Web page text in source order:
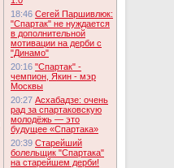
18:46 Сегей Паршивлюк:
"Спартак" не нуждается
в дополнительной
мотивации на дерби с
"Динамо"
20:16 "Спартак" -
чемпион, Якин - мэр
Москвы
20:27 Асхабадзе: очень
рад за спартаковскую
молодёжь — это
будущее «Спартака»
20:39 Старейший
болельщик "Спартака"
на старейшем дерби!